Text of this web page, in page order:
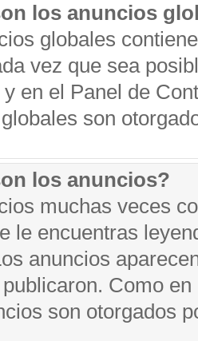
los anuncios
globales
vez que sea
en el Panel de
son
los anuncios?
muchas veces
le encuentras
anuncios
Como
son otorgados